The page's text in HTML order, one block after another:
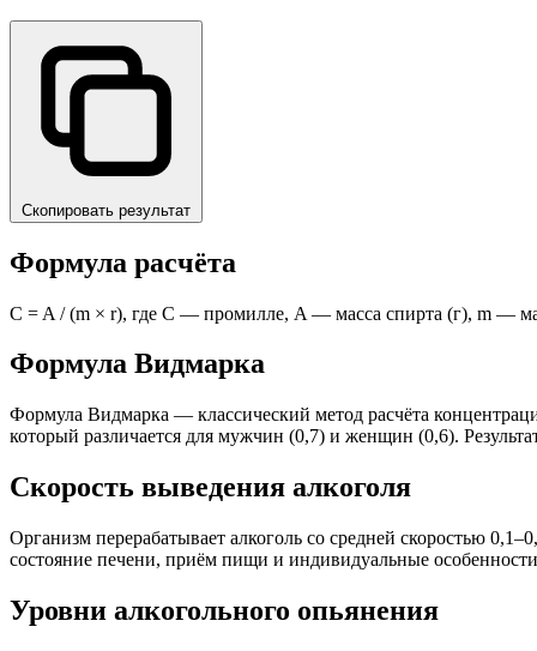
Скопировать результат
Формула расчёта
C = A / (m × r), где C — промилле, A — масса спирта (г), m —
Формула Видмарка
Формула Видмарка — классический метод расчёта
который различается для мужчин (0,7) и женщин (0,6).
Скорость выведения алкоголя
Организм перерабатывает алкоголь со средней скоростью
состояние печени, приём пищи и индивидуальные
Уровни алкогольного опьянения